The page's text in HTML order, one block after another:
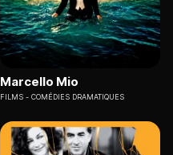
Marcello Mio
FILMS COMÉDIES DRAMATIQUES